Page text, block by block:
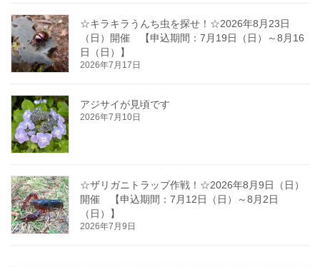
☆キラキラうんち虫を探せ！☆2026年8月23日
（日）開催 【申込期間：7月19日（日）～8月16
日（日）】
2026年7月17日
アジサイが見頃です
2026年7月10日
☆ザリガニトラップ作戦！☆2026年8月9日（日）
開催 【申込期間：7月12日（日）～8月2日
（日）】
2026年7月9日